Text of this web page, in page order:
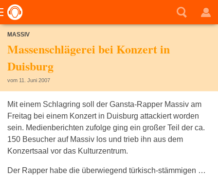
MASSIV
Massenschlägerei bei Konzert in
Duisburg
vom 11. Juni 2007
Mit einem Schlagring soll der Gansta-Rapper Massiv am
Freitag bei einem Konzert in Duisburg attackiert worden
sein. Medienberichten zufolge ging ein großer Teil der ca.
150 Besucher auf Massiv los und trieb ihn aus dem
Konzertsaal vor das Kulturzentrum.
Der Rapper habe die überwiegend türkisch-stämmigen …